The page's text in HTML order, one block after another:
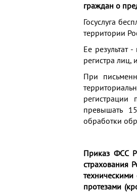
граждан о
Госуслуга
территории
Ее результат
регистра
При
превышать
обработки
Приказ ФСС
страхования
протезами